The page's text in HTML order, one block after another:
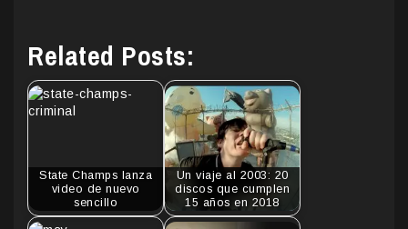
Related Posts:
State Champs lanza
video de nuevo
sencillo
Un viaje al 2003: 20
discos que cumplen
15 años en 2018